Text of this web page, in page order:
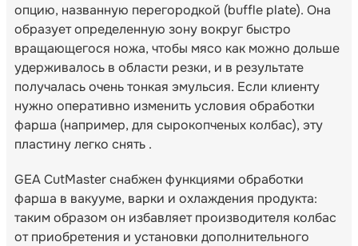
опцию, названную перегородкой (buffle plate). Она
образует определенную зону вокруг быстро
вращающегося ножа, чтобы мясо как можно дольше
удерживалось в области резки, и в результате
получалась очень тонкая эмульсия. Если клиенту
нужно оперативно изменить условия обработки
фарша (например, для сырокопченых колбас), эту
пластину легко снять .
GEA CutMaster снабжен функциями обработки
фарша в вакууме, варки и охлаждения продукта:
таким образом он избавляет производителя колбас
от приобретения и установки дополнительного